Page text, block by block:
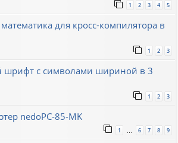
1 2 3 4 5
для кросс-компилятора в
1 2 3
шрифт с символами шириной в 3
1 2 3
nedoPC-85-MK
1 6 7 8 9